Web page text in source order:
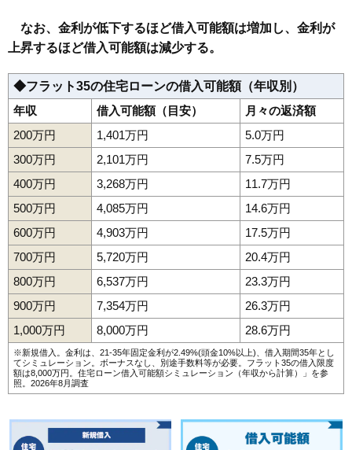
なお、金利が低下するほど借入可能額は増加し、金利が
上昇するほど借入可能額は減少する。
◆フラット35の住宅ローンの借入可能額（年収別）
年収
借入可能額（目安）
月々の返済額
200万円
1,401万円
5.0万円
300万円
2,101万円
7.5万円
400万円
3,268万円
11.7万円
500万円
4,085万円
14.6万円
600万円
4,903万円
17.5万円
700万円
5,720万円
20.4万円
800万円
6,537万円
23.3万円
900万円
7,354万円
26.3万円
1,000万円
8,000万円 28.6万円
※新規借入。金利は、21-35年固定金利が2.49%(頭金10%以上)、借入期間35年とし
てシミュレーション。ボーナスなし、別途手数料等が必要。フラット35の借入限度
額は8,000万円。 住宅ローン借入可能額シミュレーション（年収から計算）
」を参
照。2026年8月調査